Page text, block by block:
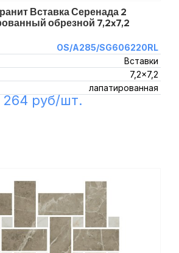
Вставка Серенада 2
обрезной 7,2x7,2
OS/A285/SG606220RL
Вставки
7,2x7,2
лапатированная
264 руб/шт.